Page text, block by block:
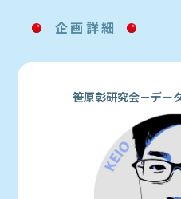
企画詳細
笹原彰研究会－デー